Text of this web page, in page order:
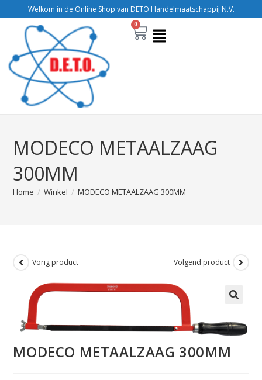
Welkom in de Online Shop van DETO Handelmaatschappij N.V.
0
MODECO METAALZAAG
300MM
Home / Winkel / MODECO METAALZAAG 300MM
Vorig product Volgend product
MODECO METAALZAAG 300MM